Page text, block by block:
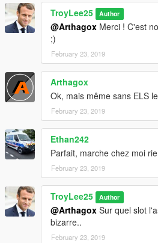
TroyLee25 Author
@Arthagox Merci ! C'est
;)
February 23, 2019
Arthagox
Ok, mais même sans ELS
February 23, 2019
Ethan242
Parfait, marche chez moi
February 23, 2019
TroyLee25 Author
@Arthagox Sur quel slot
bizarre..
February 23, 2019